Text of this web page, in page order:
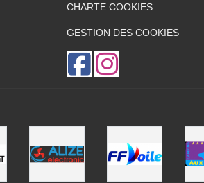
CHARTE COOKIES
GESTION DES COOKIES